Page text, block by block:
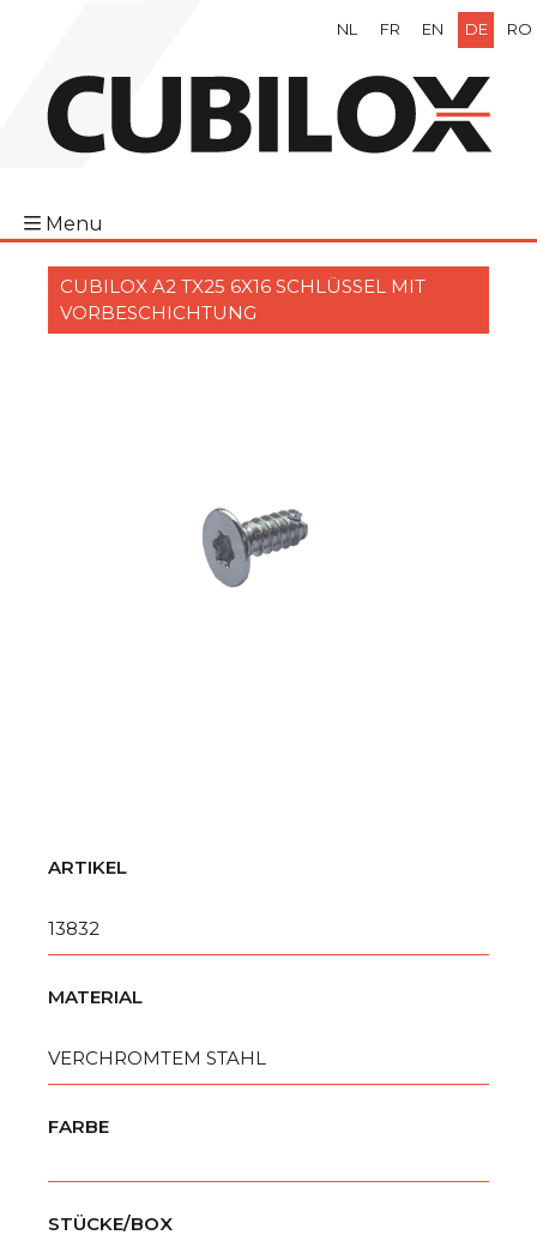
NL FR EN DE RO
Menu
CUBILOX A2 TX25 6X16 SCHLÜSSEL MIT
VORBESCHICHTUNG
ARTIKEL
13832
MATERIAL
VERCHROMTEM STAHL
FARBE
STÜCKE/BOX